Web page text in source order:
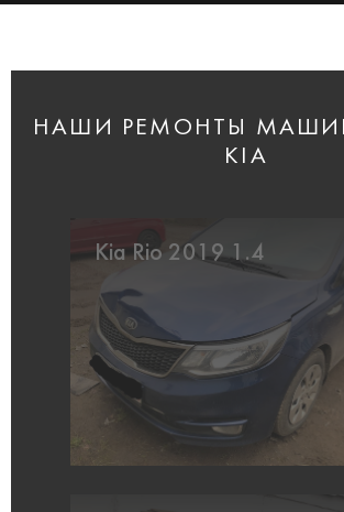
НАШИ РЕМОНТЫ
KIA
Kia Rio 2019 1.4